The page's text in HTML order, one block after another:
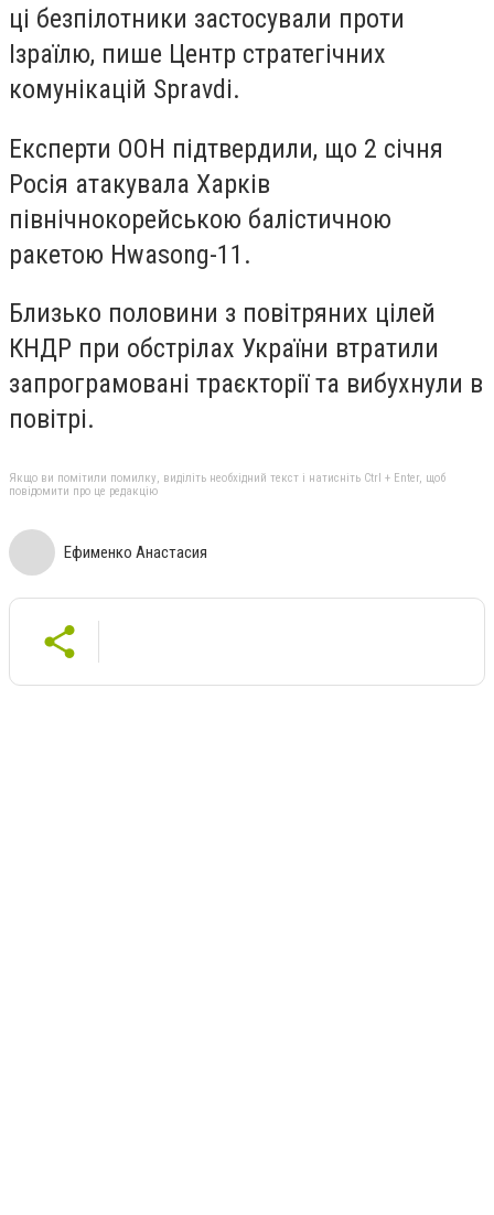
ці безпілотники застосували проти
Ізраїлю, пише Центр стратегічних
комунікацій Spravdi.
Експерти ООН підтвердили, що 2 січня
Росія атакувала Харків
північнокорейською балістичною
ракетою Hwasong-11.
Близько половини з повітряних цілей
КНДР при обстрілах України втратили
запрограмовані траєкторії та вибухнули в
повітрі.
Якщо ви помітили помилку, виділіть необхідний текст і натисніть Ctrl + Enter, щоб
повідомити про це редакцію
Ефименко Анастасия